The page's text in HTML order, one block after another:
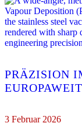
PRÄZISION
3 Februar 2026